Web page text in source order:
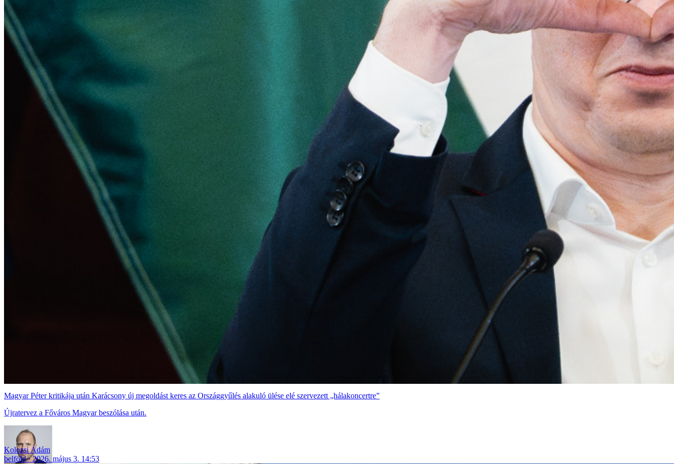
Magyar Péter kritikája után Karácsony új megoldást keres az Országgyűlés alakuló ülése elé szervezett „hálakoncertre”
Újratervez a Főváros Magyar beszólása után.
Kolozsi Ádám
belföld
2026. május 3. 14:53